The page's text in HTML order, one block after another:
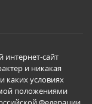
сайт
и никакая
каких условиях
положениями